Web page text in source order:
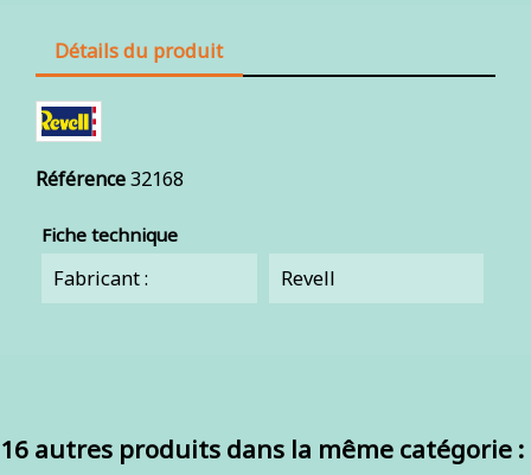
Détails du produit
Référence32168
Fiche technique
Fabricant : Revell
16 autres produits dans la même catégorie :